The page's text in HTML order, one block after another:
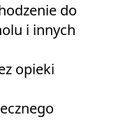
do
i innych
opieki